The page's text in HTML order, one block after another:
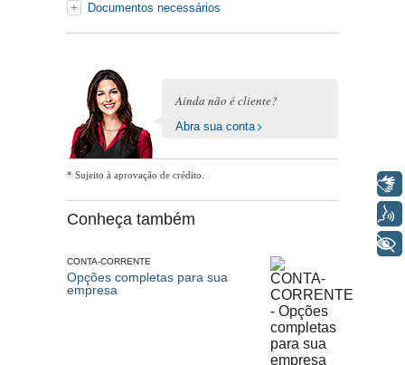
Documentos necessários
Ainda não é cliente?
Abra sua conta
* Sujeito à aprovação de crédito.
Conheça também
CONTA-CORRENTE
Opções completas para sua
empresa